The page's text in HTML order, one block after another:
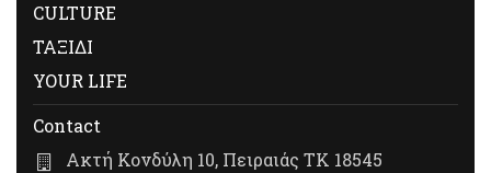
CULTURE
ΤΑΞΙΔΙ
YOUR LIFE
Contact
Ακτή Κονδύλη 10, Πειραιάς ΤΚ 18545